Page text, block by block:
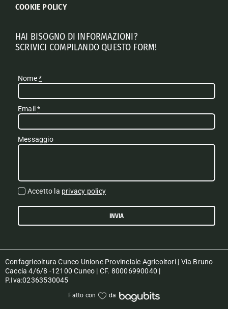
COOKIE POLICY
HAI BISOGNO DI INFORMAZIONI?
SCRIVICI COMPILANDO QUESTO FORM!
Nome*
Email*
Messaggio
Accetto la privacy policy
INVIA
Confagricoltura Cuneo Unione Provinciale Agricoltori | Via Bruno
Caccia 4/6/8 -12100 Cuneo | CF. 80006990040 |
P.Iva:02363530045
Fatto con da